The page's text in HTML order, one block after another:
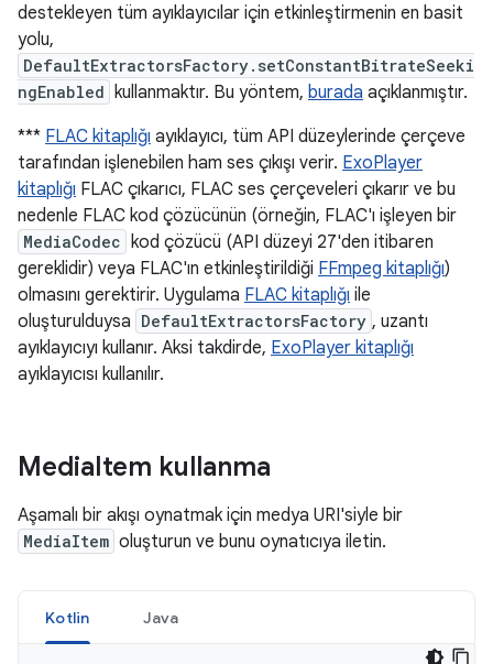
destekleyen tüm ayıklayıcılar için etkinleştirmenin en basit
yolu,
DefaultExtractorsFactory.setConstantBitrateSeeki
ngEnabled kullanmaktır. Bu yöntem, burada açıklanmıştır.
*** FLAC kitaplığı ayıklayıcı, tüm API düzeylerinde çerçeve
tarafından işlenebilen ham ses çıkışı verir. ExoPlayer
kitaplığı FLAC çıkarıcı, FLAC ses çerçeveleri çıkarır ve bu
nedenle FLAC kod çözücünün (örneğin, FLAC'ı işleyen bir
MediaCodec kod çözücü (API düzeyi 27'den itibaren
gereklidir) veya FLAC'ın etkinleştirildiği FFmpeg kitaplığı)
olmasını gerektirir. Uygulama FLAC kitaplığı ile
oluşturulduysa DefaultExtractorsFactory , uzantı
ayıklayıcıyı kullanır. Aksi takdirde, ExoPlayer kitaplığı
ayıklayıcısı kullanılır.
MediaItem kullanma
Aşamalı bir akışı oynatmak için medya URI'siyle bir
MediaItem oluşturun ve bunu oynatıcıya iletin.
Kotlin Java